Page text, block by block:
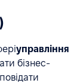
управління
бізнес-